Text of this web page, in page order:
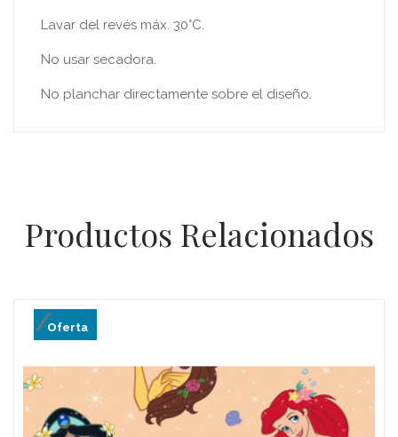
Lavar del revés máx. 30°C.
No usar secadora.
No planchar directamente sobre el diseño.
Productos Relacionados
Oferta